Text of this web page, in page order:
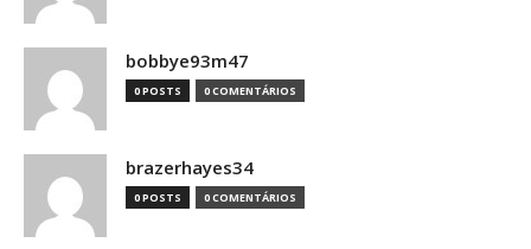
bobbye93m47
0 POSTS 0 COMENTÁRIOS
brazerhayes34
0 POSTS 0 COMENTÁRIOS